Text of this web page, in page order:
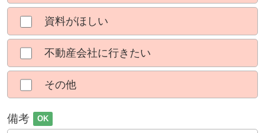
資料がほしい
不動産会社に行きたい
その他
備考 OK